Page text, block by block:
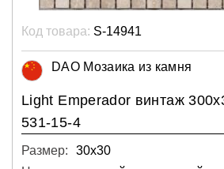
Код товара: S-14941
DAO Мозаика из камня
Light Emperador винтаж
531-15-4
Размер:
30х30